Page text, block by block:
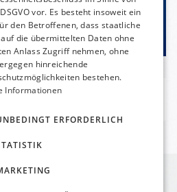
herunterladen
vor. Es besteht insoweit ein
den Betroffenen, dass staatliche
die übermittelten Daten ohne
Anlass Zugriff nehmen, ohne
hinreichende
bestehen.
Informationen
ERFORDERLICH